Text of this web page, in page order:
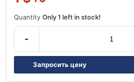
Quantity Only 1 left in stock!
-
Запросить цену